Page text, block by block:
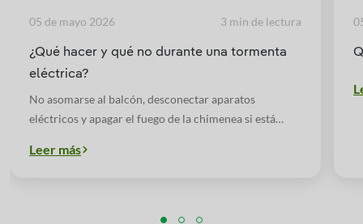
¿Qué hacer y qué no durante una tormenta
eléctrica?
No asomarse al balcón, desconectar aparatos
eléctricos y apagar el fuego de la chimenea si está
tener en cuenta durante una tormenta eléctrica.
05 de mayo 2026 3 min de lectura
Leer más